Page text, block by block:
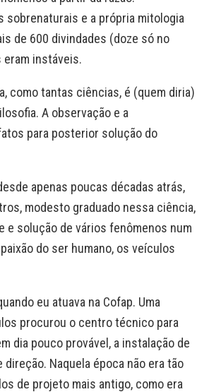
sobrenaturais e a própria mitologia
de 600 divindades (doze só no
eram instáveis.
como tantas ciências, é (quem diria)
A observação e a
para posterior solução do
apenas poucas décadas atrás,
modesto graduado nessa ciência,
e solução de vários fenômenos num
do ser humano, os veículos
eu atuava na Cofap. Uma
procurou o centro técnico para
dia pouco provável, a instalação de
Naquela época não era tão
de projeto mais antigo, como era